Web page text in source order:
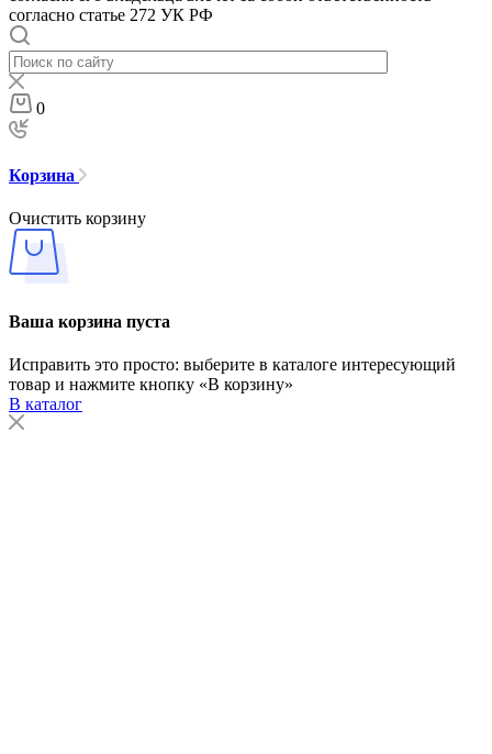
согласно статье 272 УК РФ
0
Корзина
Очистить корзину
Ваша корзина пуста
Исправить это просто: выберите в каталоге интересующий
товар и нажмите кнопку «В корзину»
В каталог